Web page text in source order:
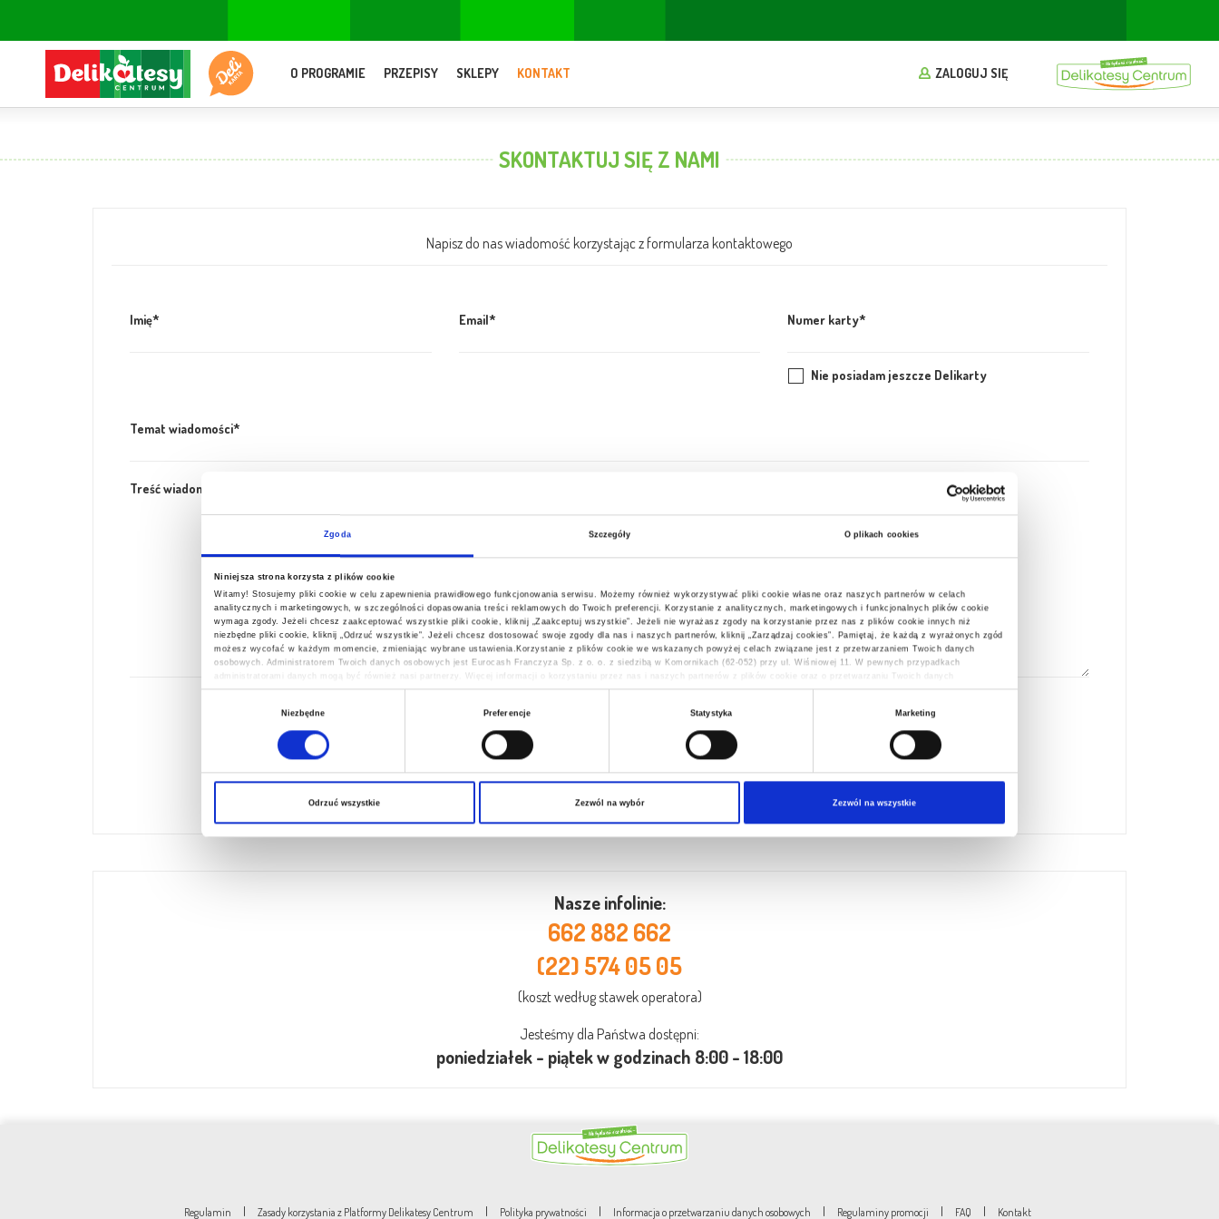
Zgoda Szczegóły O plikach cookies
Niniejsza strona korzysta z plików cookie
Witamy! Stosujemy pliki cookie w celu zapewnienia prawidłowego funkcjonowania serwisu. Możemy również wykorzystywać pliki cookie własne oraz naszych partnerów w celach
analitycznych i marketingowych, w szczególności dopasowania treści reklamowych do Twoich preferencji. Korzystanie z analitycznych, marketingowych i funkcjonalnych plików cookie
wymaga zgody. Jeżeli chcesz zaakceptować wszystkie pliki cookie, kliknij „Zaakceptuj wszystkie”. Jeżeli nie wyrażasz zgody na korzystanie przez nas z plików cookie innych niż
niezbędne pliki cookie, kliknij „Odrzuć wszystkie”. Jeżeli chcesz dostosować swoje zgody dla nas i naszych partnerów, kliknij „Zarządzaj cookies”. Pamiętaj, że każdą z wyrażonych zgód
możesz wycofać w każdym momencie, zmieniając wybrane ustawienia.Korzystanie z plików cookie we wskazanych powyżej celach związane jest z przetwarzaniem Twoich danych
osobowych. Administratorem Twoich danych osobowych jest Eurocash Franczyza Sp. z o. o. z siedzibą w Komornikach (62-052) przy ul. Wiśniowej 11. W pewnych przypadkach
administratorami danych mogą być również nasi partnerzy. Więcej informacji o korzystaniu przez nas i naszych partnerów z plików cookie oraz o przetwarzaniu Twoich danych
osobowych, w tym o przysługujących Ci uprawnieniach, znajdziesz w naszejPolityce Prywatności
Niezbędne Preferencje Statystyka Marketing
Odrzuć wszystkie Zezwól na wybór Zezwól na wszystkie
O PROGRAMIE PRZEPISY SKLEPY KONTAKT ZALOGUJ SIĘ
SKONTAKTUJ SIĘ Z NAMI
Napisz do nas wiadomość korzystając z formularza kontaktowego
Imię* Email* Numer karty*
Nie posiadam jeszcze Delikarty
Temat wiadomości*
Treść wiadomości*
Wszystkie pola są wymagane
Nasze infolinie:
662 882 662
(22) 574 05 05
(koszt według stawek operatora)
Jesteśmy dla Państwa dostępni:
poniedziałek - piątek w godzinach 8:00 - 18:00
Regulamin | Zasady korzystania z Platformy Delikatesy Centrum | Polityka prywatności | Informacja o przetwarzaniu danych osobowych | Regulaminy promocji | FAQ | Kontakt